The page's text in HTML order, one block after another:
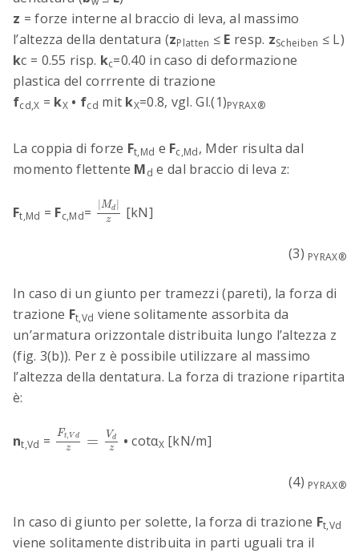
z = forze interne al braccio di leva, al massimo
l’altezza della dentatura (zPlatten ≤ E resp. zScheiben ≤ L)
kc = 0.55 risp. kc=0.40 in caso di deformazione
plastica del corrrente di trazione
fcd,X = kX • fcd mit kX=0.8, vgl. Gl.(1)PYRAX®
La coppia di forze Ft,Md e Fc,Md, Mder risulta dal
momento flettente Md e dal braccio di leva z:
Ft,Md = Fc,Md= |Md
z
|Md
[kN]
(3) PYRAX®
In caso di un giunto per tramezzi (pareti), la forza di
trazione Ft,Vd viene solitamente assorbita da
un’armatura orizzontale distribuita lungo l’altezza z
(fig. 3(b)). Per z è possibile utilizzare al massimo
l’altezza della dentatura. La forza di trazione ripartita
è:
nt,Vd = Ft, V d
z = Vd
z
Ft,V =V
• cotαX[kN/m]
(4) PYRAX®
In caso di giunto per solette, la forza di trazione Ft,Vd
viene solitamente distribuita in parti uguali tra il